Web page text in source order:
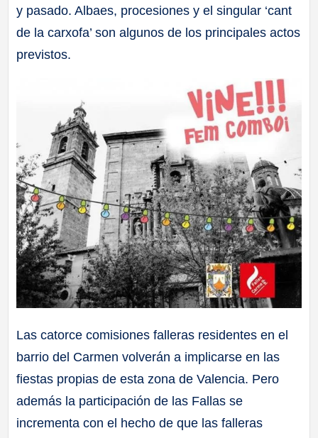
y pasado. Albaes, procesiones y el singular ‘cant
de la carxofa’ son algunos de los principales actos
previstos.
Las catorce comisiones falleras residentes en el
barrio del Carmen volverán a implicarse en las
fiestas propias de esta zona de Valencia. Pero
además la participación de las Fallas se
incrementa con el hecho de que las falleras